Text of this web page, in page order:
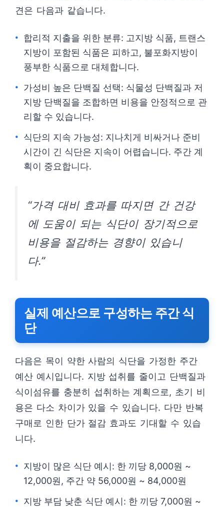
견은 다음과 같습니다.
합리적 지출을 위한 분류: 고지방 식품, 트랜스
지방이 포함된 식품은 피하고, 불포화지방이
풍부한 식품으로 대체합니다.
가성비 높은 단백질 선택: 식물성 단백질과 저
지방 단백질을 조합하면 비용을 안정적으로 관
리할 수 있습니다.
식단의 지속 가능성: 지나치게 비싸거나 준비
시간이 긴 식단은 지속이 어렵습니다. 주간 계
획이 중요합니다.
“가격 대비 효과를 따지면 간 건강
에 도움이 되는 식단이 장기적으로
비용을 절감하는 경향이 있습니
다.”
실제 예산으로 구성하는 주간 식
단
다음은 목이 약한 사람의 식단을 가정한 주간
예산 예시입니다. 지방 섭취를 줄이고 단백질과
식이섬유를 충분히 섭취하는 계획으로, 초기 비
용은 다소 차이가 있을 수 있습니다. 다만 반복
구매로 인한 단가 절감 효과도 기대할 수 있습
니다.
지방이 많은 식단 예시: 한 끼당 8,000원 ~
12,000원, 주간 약 56,000원 ~ 84,000원
지방 부담 낮춘 식단 예시: 한 끼당 7,000원 ~